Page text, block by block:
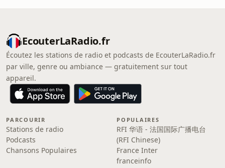
EcouterLaRadio.fr
Écoutez les stations de radio et podcasts de EcouterLaRadio.fr
par ville, genre ou ambiance — gratuitement sur tout
appareil.
PARCOURIR
Stations de radio
Podcasts
Chansons Populaires
POPULAIRES
RFI 华语 - 法国国际广播电台
(RFI Chinese)
France Inter
franceinfo